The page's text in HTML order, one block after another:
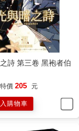
魔物走了進來。
，感嘆道：「您真
，牆頭草兩邊倒，
詩 第三卷 黑袍者伯
特價 205 元
購物車